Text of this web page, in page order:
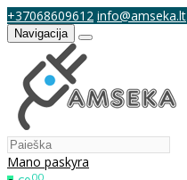
+37068609612 info@amseka.lt
Navigacija
Mano paskyra
00